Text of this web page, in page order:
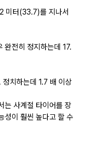
미터(33.7)를 지나서
완전히 정지하는데 17.
치하는데 1.7 배 이상
는 사계절 타이어를 장
성이 훨씬 높다고 할 수